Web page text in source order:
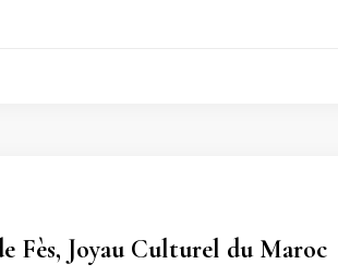
Fès, Joyau Culturel du Maroc